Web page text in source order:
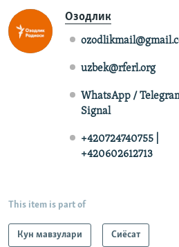
Озодлик
uzbek@rferl.org
WhatsApp /
Signal
+420724740755 |
+420602612713
This item is part of
Кун мавзулари Сиёсат